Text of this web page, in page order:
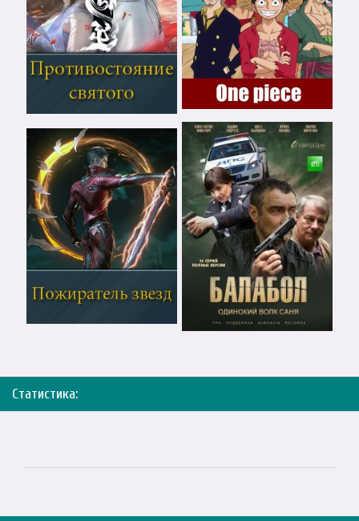
Статистика: